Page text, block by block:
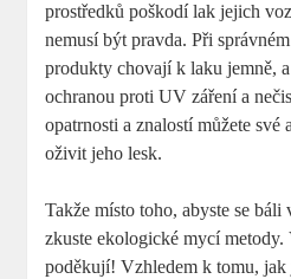
prostředků poškodí lak jejich
nemusí být pravda. Při
produkty chovají k laku jemně,
ochranou proti UV záření a
opatrnosti a znalostí můžete své
oživit jeho lesk.
Takže místo toho, abyste se báli
zkuste ekologické mycí metody.
poděkují! Vzhledem k tomu, jak